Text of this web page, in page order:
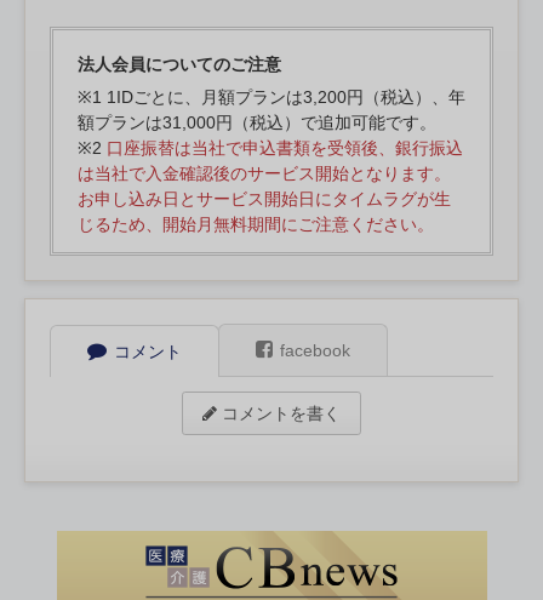
法人会員についてのご注意
※1 1IDごとに、月額プランは3,200円（税込）、年
額プランは31,000円（税込）で追加可能です。
※2 口座振替は当社で申込書類を受領後、銀行振込
は当社で入金確認後のサービス開始となります。
お申し込み日とサービス開始日にタイムラグが生
じるため、開始月無料期間にご注意ください。
コメント facebook
コメントを書く